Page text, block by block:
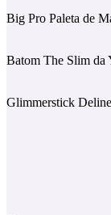
Big Pro Paleta de
Batom The Slim da
Glimmerstick